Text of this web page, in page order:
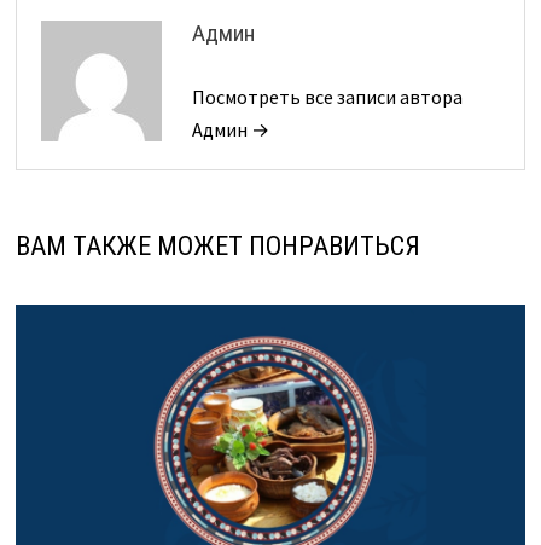
Админ
Посмотреть все записи автора
Админ →
ВАМ ТАКЖЕ МОЖЕТ ПОНРАВИТЬСЯ